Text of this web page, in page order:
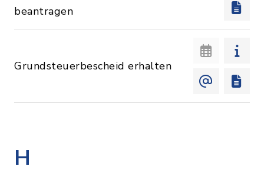
beantragen
Grundsteuerbescheid erhalten
H